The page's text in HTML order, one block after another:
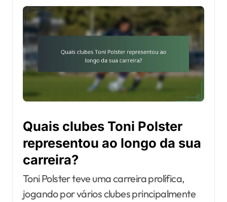
Quais clubes Toni Polster
representou ao longo da sua
carreira?
Toni Polster teve uma carreira prolífica,
jogando por vários clubes principalmente